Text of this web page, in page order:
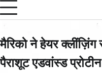
मैरिको ने हेयर
पैराशूट एडवांस्ड